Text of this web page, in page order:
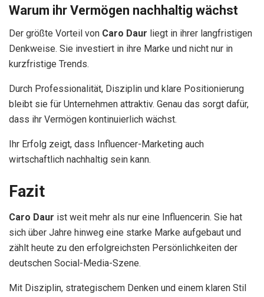
Warum ihr Vermögen nachhaltig wächst
Der größte Vorteil von Caro Daur liegt in ihrer langfristigen
Denkweise. Sie investiert in ihre Marke und nicht nur in
kurzfristige Trends.
Durch Professionalität, Disziplin und klare Positionierung
bleibt sie für Unternehmen attraktiv. Genau das sorgt dafür,
dass ihr Vermögen kontinuierlich wächst.
Ihr Erfolg zeigt, dass Influencer-Marketing auch
wirtschaftlich nachhaltig sein kann.
Fazit
Caro Daur ist weit mehr als nur eine Influencerin. Sie hat
sich über Jahre hinweg eine starke Marke aufgebaut und
zählt heute zu den erfolgreichsten Persönlichkeiten der
deutschen Social-Media-Szene.
Mit Disziplin, strategischem Denken und einem klaren Stil